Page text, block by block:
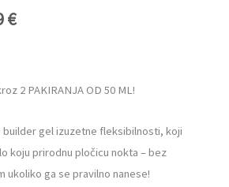
€od
2 PAKIRANJA OD 50 ML!
builder gel izuzetne fleksibilnosti, koji
koju prirodnu pločicu nokta – bez
ukoliko ga se pravilno nanese!